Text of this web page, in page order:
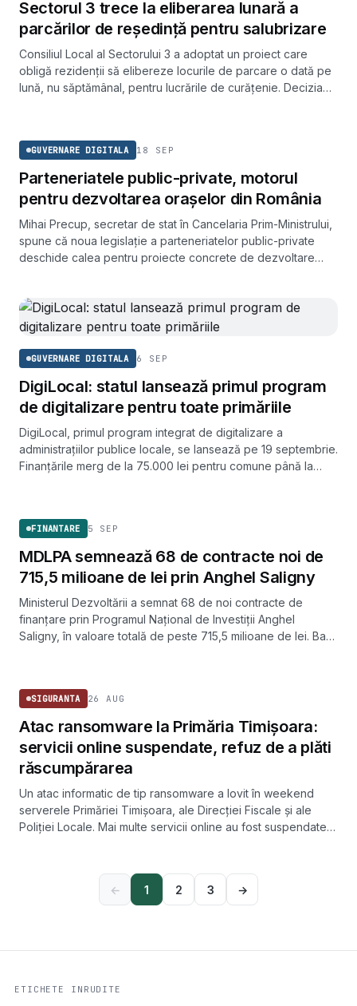
Sectorul 3 trece la eliberarea lunară a
parcărilor de reședință pentru salubrizare
Consiliul Local al Sectorului 3 a adoptat un proiect care
obligă rezidenții să elibereze locurile de parcare o dată pe
lună, nu săptămânal, pentru lucrările de curățenie. Decizia
GUVERNARE DIGITALA 18 SEP
Parteneriatele public-private, motorul
pentru dezvoltarea orașelor din România
Mihai Precup, secretar de stat în Cancelaria Prim-Ministrului,
spune că noua legislație a parteneriatelor public-private
deschide calea pentru proiecte concrete de dezvoltare
GUVERNARE DIGITALA 6 SEP
DigiLocal: statul lansează primul program
de digitalizare pentru toate primăriile
DigiLocal, primul program integrat de digitalizare a
administrațiilor publice locale, se lansează pe 19 septembrie.
Finanțările merg de la 75.000 lei pentru comune până la
FINANTARE 5 SEP
MDLPA semnează 68 de contracte noi de
715,5 milioane de lei prin Anghel Saligny
Ministerul Dezvoltării a semnat 68 de noi contracte de
finanțare prin Programul Național de Investiții Anghel
Saligny, în valoare totală de peste 715,5 milioane de lei. Banii
SIGURANTA 26 AUG
Atac ransomware la Primăria Timișoara:
servicii online suspendate, refuz de a plăti
răscumpărarea
Un atac informatic de tip ransomware a lovit în weekend
serverele Primăriei Timișoara, ale Direcției Fiscale și ale
Poliției Locale. Mai multe servicii online au fost suspendate,
← 1 2 3 →
ETICHETE INRUDITE